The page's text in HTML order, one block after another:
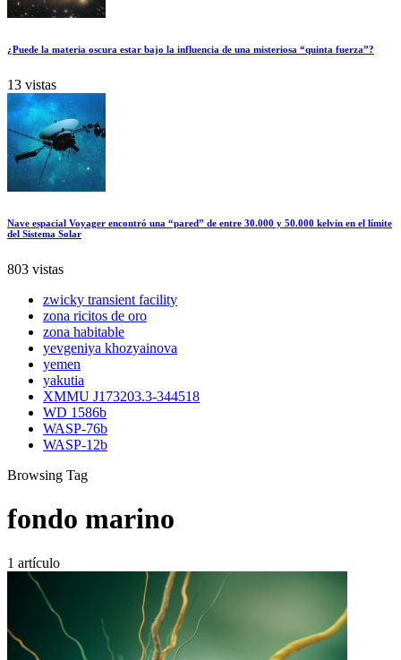
¿Puede la materia oscura estar bajo la influencia de una misteriosa “quinta fuerza”?
13 vistas
Nave espacial Voyager encontró una “pared” de entre 30.000 y 50.000 kelvin en el límite
del Sistema Solar
803 vistas
zwicky transient facility
zona ricitos de oro
zona habitable
yevgeniya khozyainova
yemen
yakutia
XMMU J173203.3-344518
WD 1586b
WASP-76b
WASP-12b
Browsing Tag
fondo marino
1 artículo